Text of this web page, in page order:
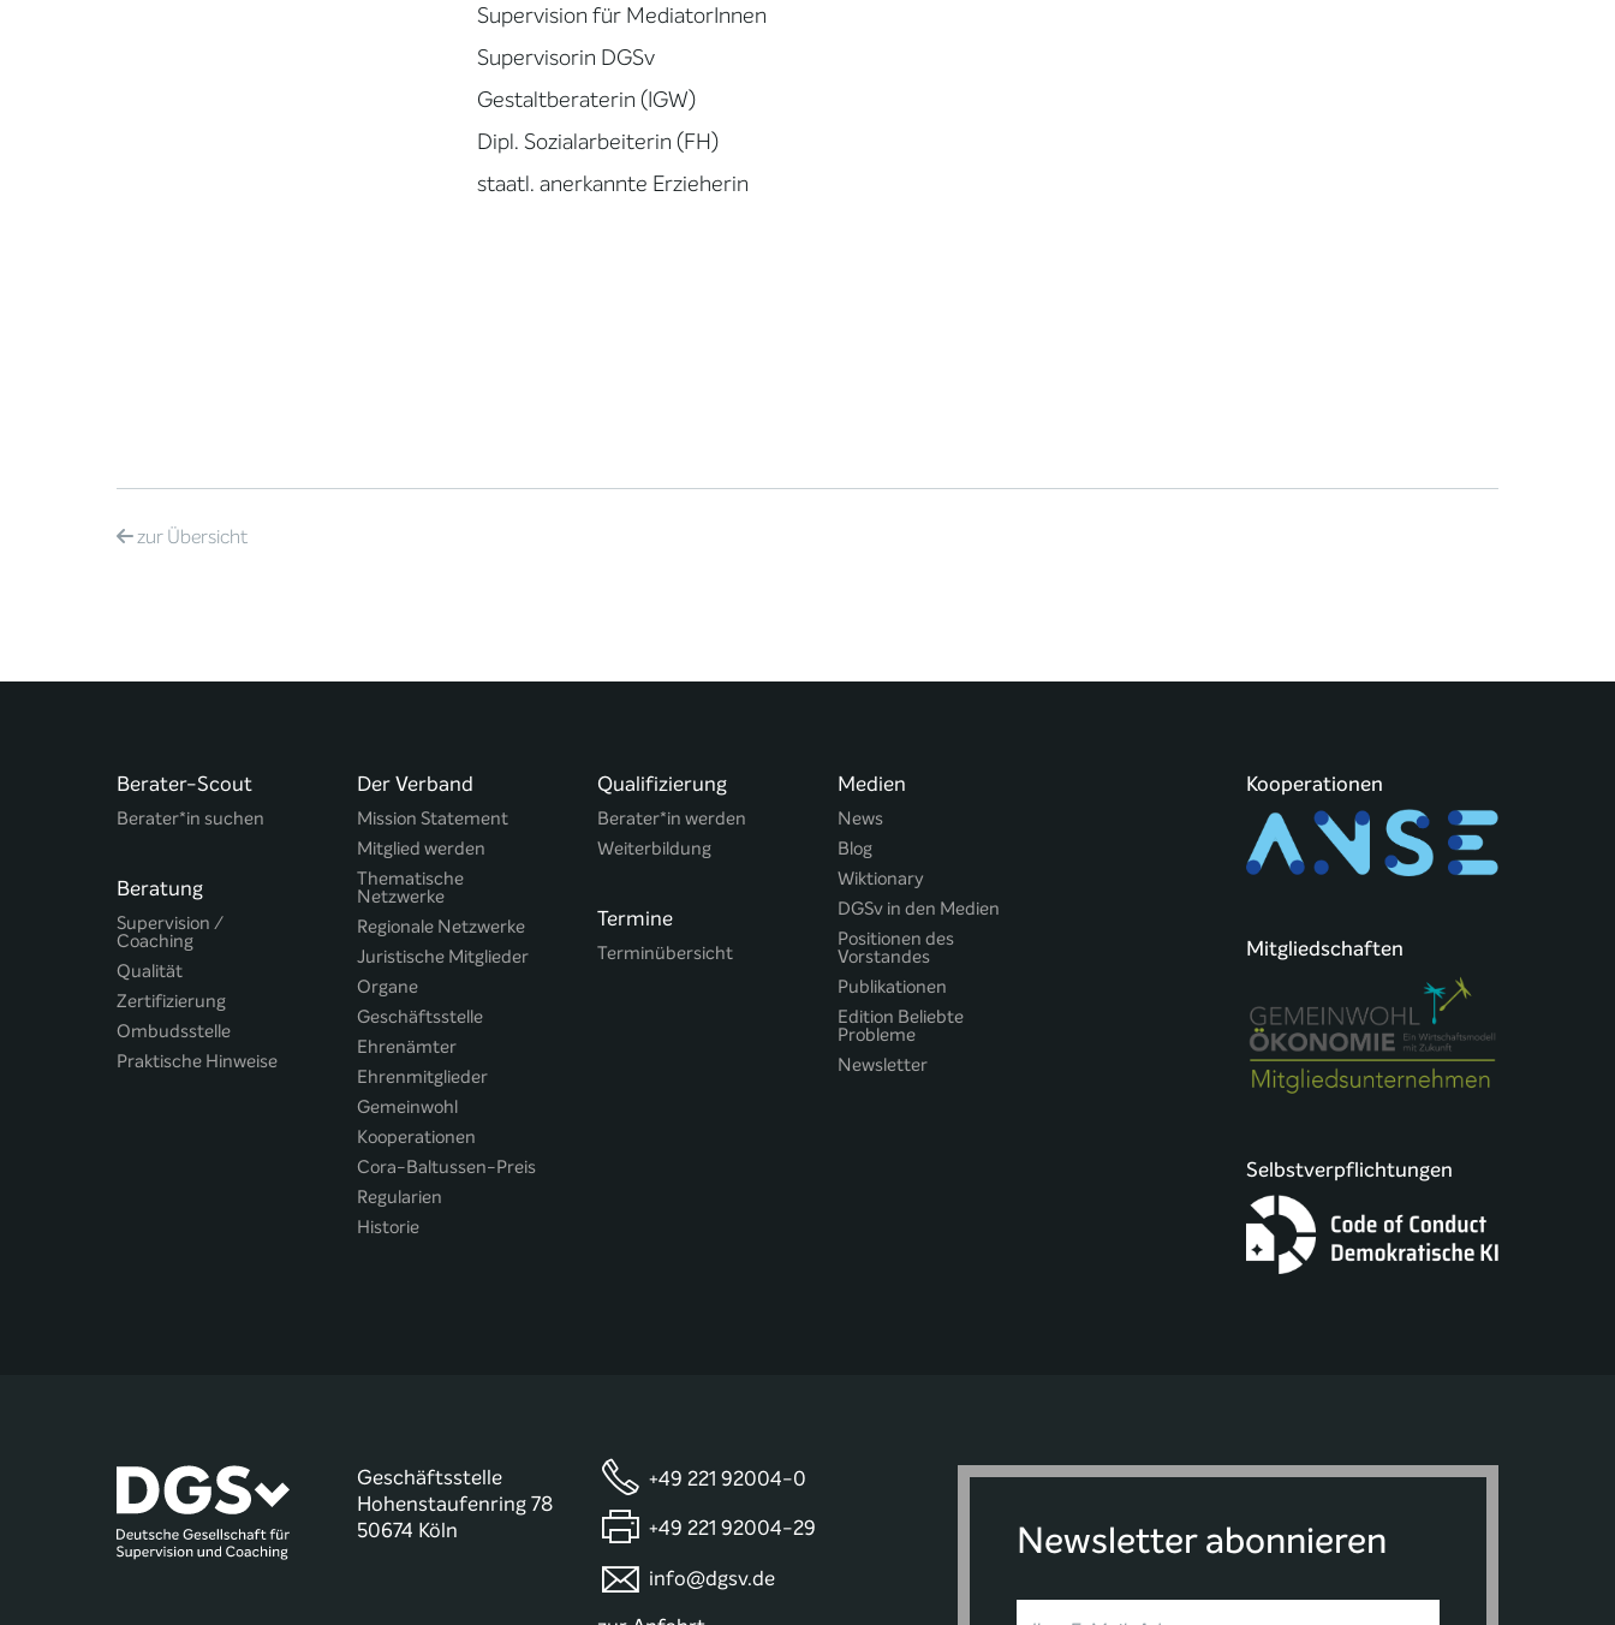
Supervision für MediatorInnen
Supervisorin DGSv
Gestaltberaterin (IGW)
Dipl. Sozialarbeiterin (FH)
staatl. anerkannte Erzieherin
zurÜbersicht
Berater-Scout
Berater*in suchen
Beratung
Supervision /
Coaching
Qualität
Zertifizierung
Ombudsstelle
Praktische Hinweise
Der Verband
Mission Statement
Mitglied werden
Thematische
Netzwerke
Regionale Netzwerke
Juristische Mitglieder
Organe
Geschäftsstelle
Ehrenämter
Ehrenmitglieder
Gemeinwohl
Kooperationen
Cora-Baltussen-Preis
Regularien
Historie
Qualifizierung
Berater*in werden
Weiterbildung
Termine
Terminübersicht
Medien
News
Blog
Wiktionary
DGSv in den Medien
Positionen des
Vorstandes
Publikationen
Edition Beliebte
Probleme
Newsletter
Kooperationen
Mitgliedschaften
Selbstverpflichtungen
Geschäftsstelle
Hohenstaufenring 78
50674 Köln
+49 221 92004-0
+49 221 92004-29
info@dgsv.de
Newsletter abonnieren